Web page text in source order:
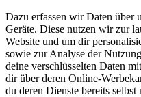
Dazu erfassen wir Daten über
Geräte. Diese nutzen wir zur
Website und um dir
sowie zur Analyse der
deine verschlüsselten Daten
dir über deren Online-
du deren Dienste bereits selbst